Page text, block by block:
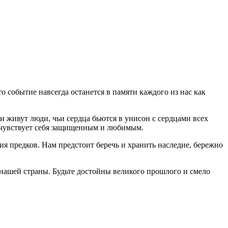
навсегда останется в памяти каждого из нас как
люди, чьи сердца бьются в унисон с сердцами всех
себя защищенным и любимым.
предков. Нам предстоит беречь и хранить наследие, бережно
страны. Будьте достойны великого прошлого и смело